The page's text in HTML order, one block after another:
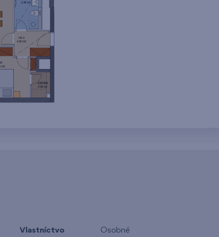
Vlastníctvo Osobné